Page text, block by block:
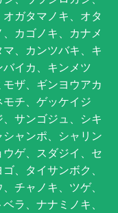
ガタマノキ、オタ
カゴノキ、カナメ
、カンツバキ、キ
イカ、キンメツ
ザ、ギンヨウアカ
チ、ゲッケイジ
サンゴジュ、シキ
ャンポ、シャリン
ゲ、スダジイ、セ
、タイサンボク、
チャノキ、ツゲ、
ラ、ナナミノキ、